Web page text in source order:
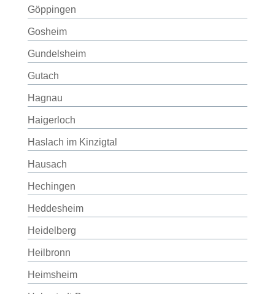
Göppingen
Gosheim
Gundelsheim
Gutach
Hagnau
Haigerloch
Haslach im Kinzigtal
Hausach
Hechingen
Heddesheim
Heidelberg
Heilbronn
Heimsheim